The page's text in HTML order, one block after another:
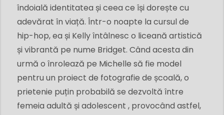
îndoială identitatea și ceea ce își dorește cu
adevărat în viață. Într-o noapte la cursul de
hip-hop, ea și Kelly întâlnesc o liceană artistică
și vibrantă pe nume Bridget. Când acesta din
urmă o înrolează pe Michelle să fie model
pentru un proiect de fotografie de școală, o
prietenie puțin probabilă se dezvoltă între
femeia adultă și adolescent , provocând astfel,